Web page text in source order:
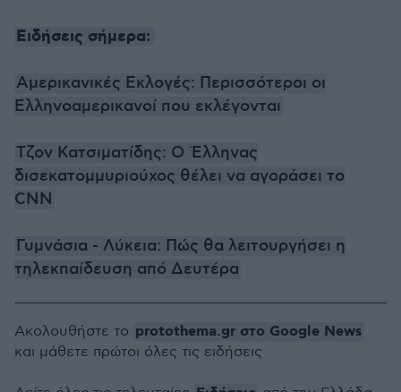
Ειδήσεις σήμερα:
Αμερικανικές Εκλογές: Περισσότεροι οι
Ελληνοαμερικανοί που εκλέγονται
Τζον Κατσιματίδης: Ο Έλληνας
δισεκατομμυριούχος θέλει να αγοράσει το
CNN
Γυμνάσια - Λύκεια: Πώς θα λειτουργήσει η
τηλεκπαίδευση από Δευτέρα
Ακολουθήστε το protothema.gr στο Google News
και μάθετε πρώτοι όλες τις ειδήσεις